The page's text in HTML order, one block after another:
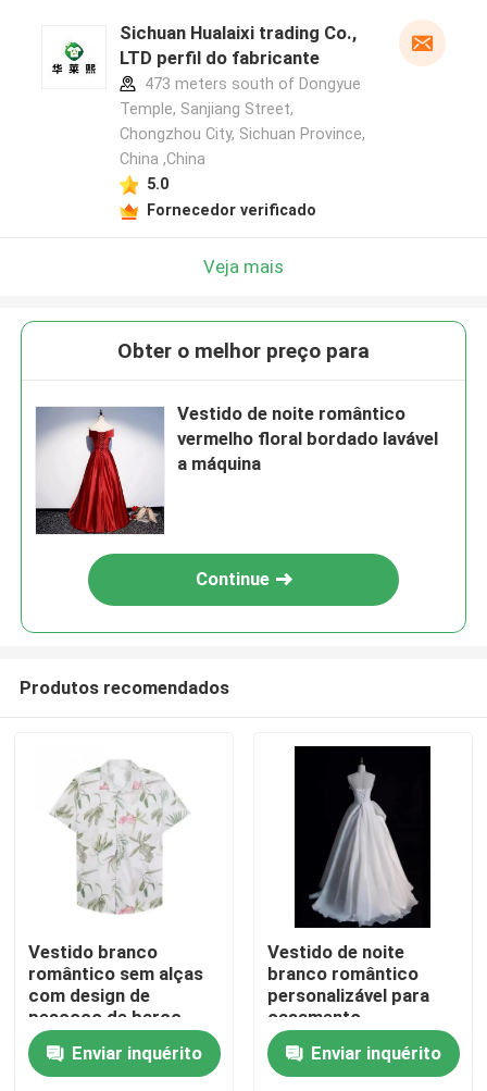
Casa
Produtos
Vídeos
Sichuan Hualaixi trading Co.,
LTD perfil do fabricante
473 meters south of Dongyue
Temple, Sanjiang Street,
Chongzhou City, Sichuan Province,
China ,China
5.0
Fornecedor verificado
Veja mais
Obter o melhor preço para
Vestido de noite romântico
vermelho floral bordado lavável
a máquina
Continue
Produtos recomendados
Vestido branco
romântico sem alças
com design de
pescoço de barco
Enviar inquérito
Vestido de noite
branco romântico
personalizável para
casamento
Enviar inquérito